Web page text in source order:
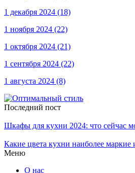
1 декабря 2024 (18)
1 ноября 2024 (22)
1 октября 2024 (21)
1 сентября 2024 (22)
1 августа 2024 (8)
Последний пост
Шкафы для кухни 2024: что сейчас
Какие цвета кухни наиболее маркие
Меню
О нас